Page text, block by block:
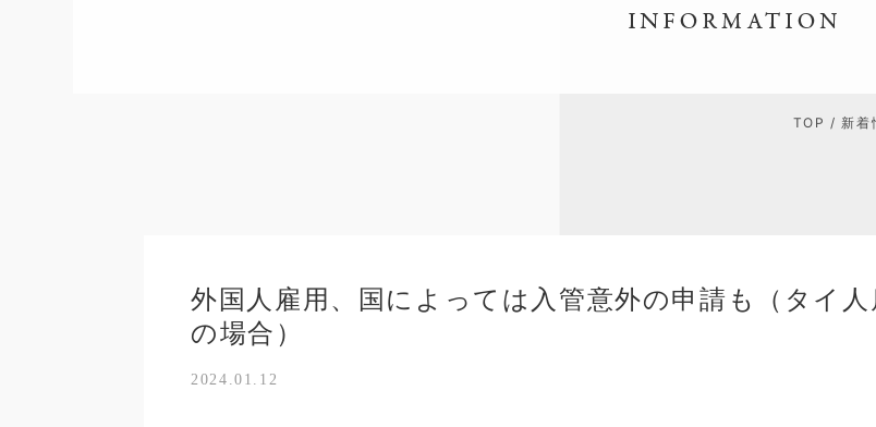
TOP / 新着
外国人雇用、国によっては入管意外の申請も（タイ人
の場合）
2024.01.12